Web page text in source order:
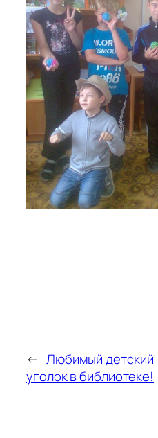
← Любимый детский
уголок в библиотеке!